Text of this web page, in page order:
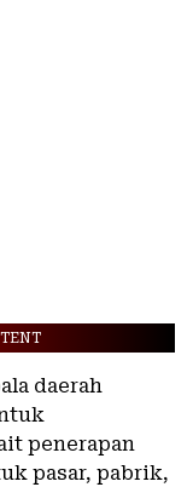
daerah
penerapan
pasar, pabrik,